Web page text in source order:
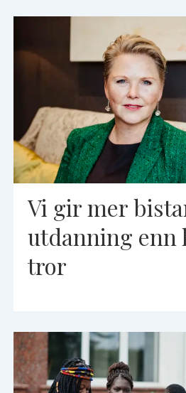
Vi gir mer
utdanning enn
tror